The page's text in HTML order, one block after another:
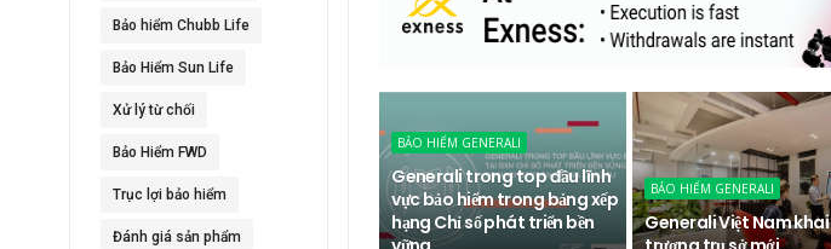
Bảo hiểm Chubb Life
Bảo Hiểm Sun Life
Xử lý từ chối
Bảo Hiểm FWD
Trục lợi bảo hiểm
Đánh giá sản phẩm
BẢO HIỂM GENERALI
Generali trong top đầu lĩnh
vực bảo hiểm trong bảng xếp
hạng Chỉ số phát triển bền
BẢO HIỂM GENERALI
Generali Việt Nam khai